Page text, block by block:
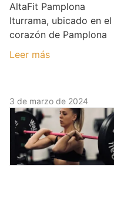
AltaFit Pamplona
Iturrama, ubicado en el
corazón de Pamplona
Leer más
3 de marzo de 2024